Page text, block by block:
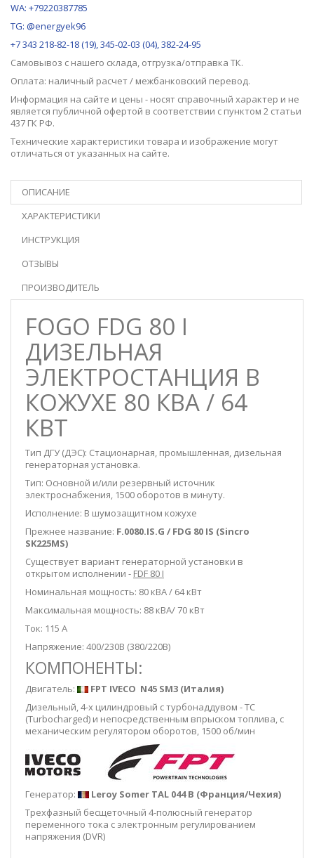
WA: +79220387785
TG: @energyek96
+7 343 218-82-18 (19), 345-02-03 (04), 382-24-95
Самовывоз с нашего склада, отгрузка/отправка ТК.
Оплата: наличный расчет / межбанковский перевод.
Информация на сайте и цены - носят справочный характер и не
является публичной офертой в соответствии с пунктом 2 статьи
437 ГК РФ.
Технические характеристики товара и изображение могут
отличаться от указанных на сайте.
ОПИСАНИЕ
ХАРАКТЕРИСТИКИ
ИНСТРУКЦИЯ
ОТЗЫВЫ
ПРОИЗВОДИТЕЛЬ
FOGO FDG 80 I
ДИЗЕЛЬНАЯ
ЭЛЕКТРОСТАНЦИЯ В
КОЖУХЕ 80 КВА / 64
КВТ
Тип ДГУ (ДЭС): Стационарная, промышленная, дизельная
генераторная установка.
Тип: Основной и/или резервный источник
электроснабжения, 1500 оборотов в минуту.
Исполнение: В шумозащитном кожухе
Прежнее название: F.0080.IS.G / FDG 80 IS (Sincro
SK225MS)
Существует вариант генераторной установки в
открытом исполнении - FDF 80 I
Номинальная мощность: 80 кВА / 64 кВт
Максимальная мощность: 88 кВА/ 70 кВт
Ток: 115 А
Напряжение: 400/230В (380/220В)
КОМПОНЕНТЫ:
Двигатель:
FPT IVECO N45 SM3 (Италия)
Дизельный, 4-х цилиндровый с турбонаддувом - TC
(Turbocharged) и непосредственным впрыском топлива, с
механическим регулятором оборотов, 1500 об/мин
Генератор:
Leroy Somer TAL 044 B (Франция/Чехия)
Трехфазный бесщеточный 4-полюсный генератор
переменного тока с электронным регулированием
напряжения (DVR)